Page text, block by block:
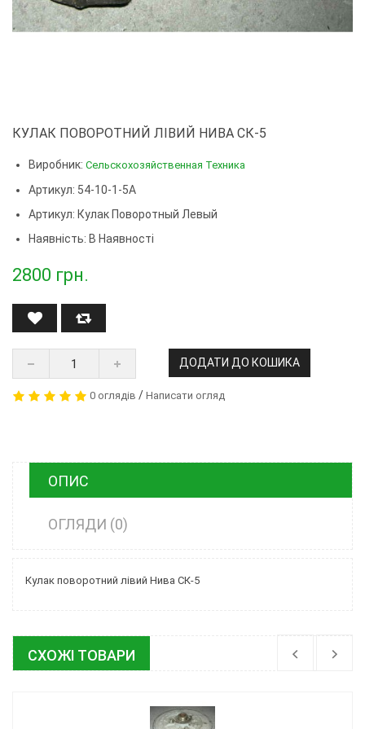
КУЛАК ПОВОРОТНИЙ ЛІВИЙ НИВА СК-5
Виробник: Сельскохозяйственная Техника
Артикул: 54-10-1-5А
Артикул: Кулак Поворотный Левый
Наявність: В Наявності
2800 грн.
ДОДАТИ ДО КОШИКА
0 оглядів / Написати огляд
ОПИС
ОГЛЯДИ (0)
Кулак поворотний лівий Нива СК-5
СХОЖІ ТОВАРИ